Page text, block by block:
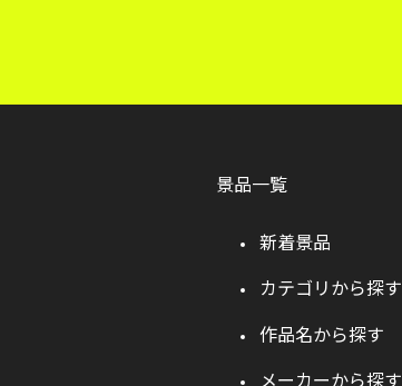
景品一覧
新着景品
カテゴリから探す
作品名から探す
メーカーから探す